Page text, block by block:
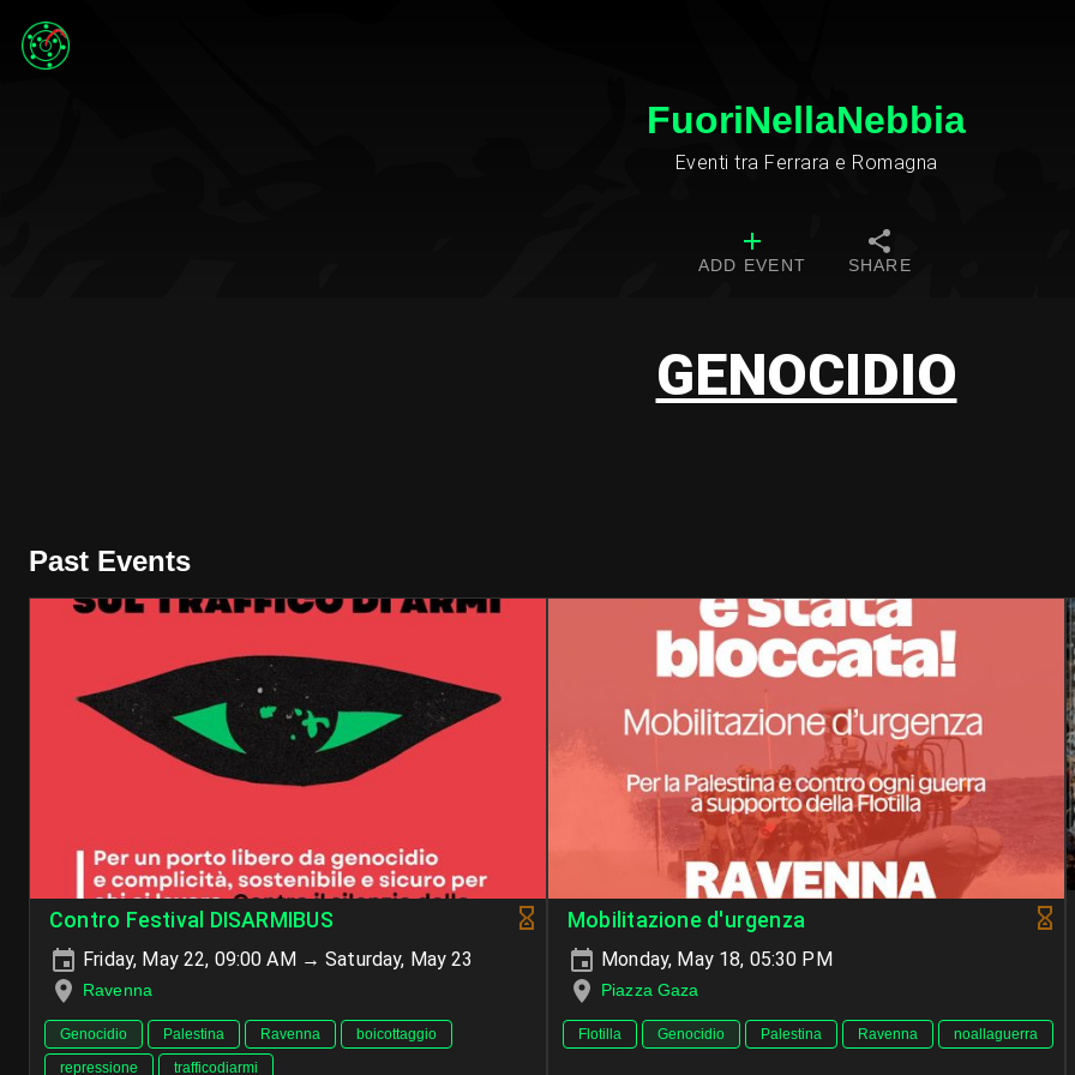
FuoriNellaNebbia
Eventi tra Ferrara e Romagna
ADD EVENT SHARE
GENOCIDIO
Past Events
Contro Festival DISARMIBUS
Friday, May 22, 09:00 AM → Saturday, May 23
Ravenna
Genocidio Palestina Ravenna
boicottaggio
repressione
trafficodiarmi
Mobilitazione d'urgenza
Monday, May 18, 05:30 PM
Piazza Gaza
Flotilla Genocidio Palestina Ravenna noallaguerra